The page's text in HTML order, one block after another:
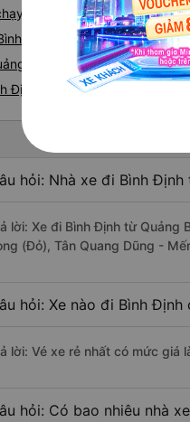
tuyến đường Quảng Bình
- Bình Định
Bình nhanh và uy tín nhất
Định
hỏi: Nhà xe đi Bình
lời: Xe đi Bình Định từ Quảng
(Đỏ), Tân Quang Dũng -
hỏi: Xe nào đi Bình Định
lời: Vé xe rẻ nhất có mức giá
hỏi: Có bao nhiêu nhà